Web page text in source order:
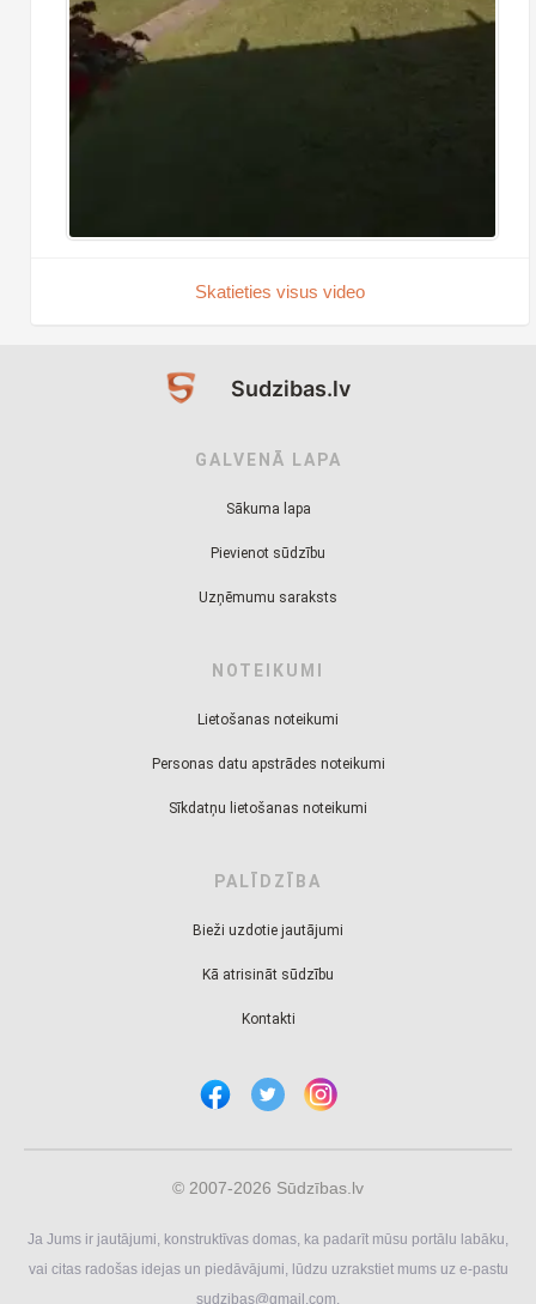
Skatieties visus video
Sudzibas.lv
GALVENĀ LAPA
Sākuma lapa
Pievienot sūdzību
Uzņēmumu saraksts
NOTEIKUMI
Lietošanas noteikumi
Personas datu apstrādes noteikumi
Sīkdatņu lietošanas noteikumi
PALĪDZĪBA
Bieži uzdotie jautājumi
Kā atrisināt sūdzību
Kontakti
© 2007-2026 Sūdzības.lv
Ja Jums ir jautājumi, konstruktīvas domas, ka padarīt mūsu portālu labāku,
vai citas radošas idejas un piedāvājumi, lūdzu uzrakstiet mums uz e-pastu
sudzibas@gmail.com